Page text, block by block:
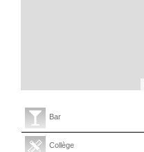
Bar
Collège